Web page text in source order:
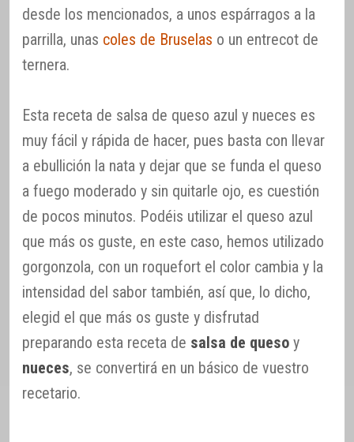
desde los mencionados, a unos espárragos a la
parrilla, unas coles de Bruselas o un entrecot de
ternera.
Esta receta de salsa de queso azul y nueces es
muy fácil y rápida de hacer, pues basta con llevar
a ebullición la nata y dejar que se funda el queso
a fuego moderado y sin quitarle ojo, es cuestión
de pocos minutos. Podéis utilizar el queso azul
que más os guste, en este caso, hemos utilizado
gorgonzola, con un roquefort el color cambia y la
intensidad del sabor también, así que, lo dicho,
elegid el que más os guste y disfrutad
preparando esta receta de salsa de queso y
nueces, se convertirá en un básico de vuestro
recetario.